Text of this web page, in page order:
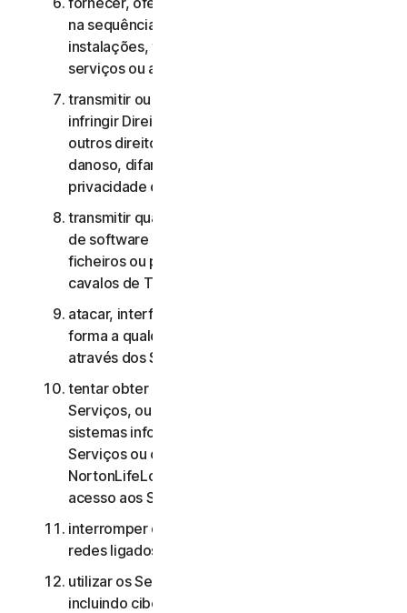
na sequência de um contrato de gestão de
instalações, timesharing, fornecimento de
serviços ou agenciamento de serviços;
transmitir ou armazenar material que possa
infringir Direitos de Propriedade Intelectual ou
outros direitos de terceiros ou que seja ilegal,
danoso, difamatório, injurioso ou invasivo da
privacidade de terceiros;
transmitir qualquer material que contenha vírus
de software ou outro código informático,
ficheiros ou programas prejudiciais, como
cavalos de Troia, worms ou time bombs;
atacar, interferir, negar o serviço de qualquer
forma a qualquer outra rede, computador ou nó
através dos Serviços;
tentar obter acesso não autorizado a quaisquer
Serviços, ou às contas de outros utilizadores, ou
sistemas informáticos ou redes ligados aos
Serviços ou contornar quaisquer medidas que a
NortonLifeLock utilize para evitar ou restringir o
acesso aos Serviços;
interromper ou interferir com servidores ou
redes ligados a quaisquer Serviços;
utilizar os Serviços para quaisquer fins militares,
incluindo ciberguerra, desenvolvimento de